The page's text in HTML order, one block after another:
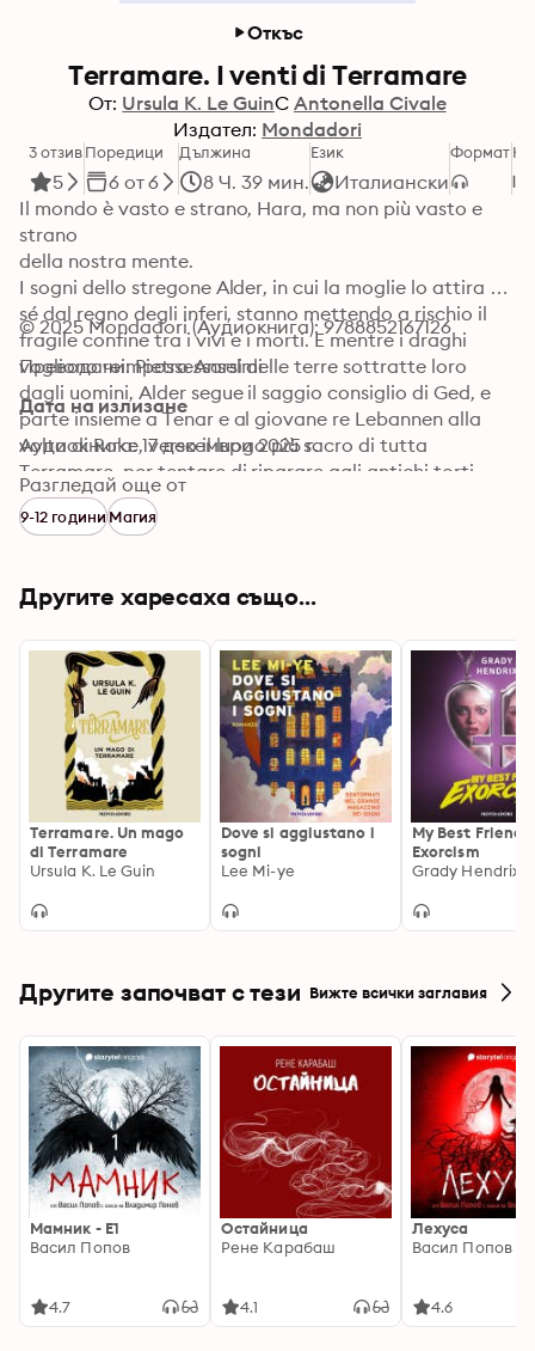
Откъс
Terramare. I venti di Terramare
От: Ursula K. Le GuinС Antonella Civale
Издател: Mondadori
3 отзив
5
Поредици
6 от 6
Дължина
8 Ч. 39 мин.
Език
Италиански
Формат
Il mondo è vasto e strano, Hara, ma non più vasto e
strano
della nostra mente.
I sogni dello stregone Alder, in cui la moglie lo attira a
sé dal regno degli inferi, stanno mettendo a rischio il
fragile confine tra i vivi e i morti. E mentre i draghi
vogliono reimpossessarsi delle terre sottratte loro
dagli uomini, Alder segue il saggio consiglio di Ged, e
parte insieme a Tenar e al giovane re Lebannen alla
volta di Roke, verso il luogo più sacro di tutta
Terramare, per tentare di riparare agli antichi torti
e ristabilire così l'equilibrio del mondo.
© 2025 Mondadori (Аудиокнига): 9788852167126
Преводачи: Pietro Anselmi
Дата на излизане
Аудиокнига: 17 декември 2025 г.
Разгледай още от
9-12 годиниМагия
Другите харесаха също...
Terramare. Un mago
di Terramare
Ursula K. Le Guin
Dove si aggiustano i
sogni
Lee Mi-ye
My Best Friend's
Exorcism
Grady Hendrix
Другите започват с тези Вижте всички заглавия
Мамник - E1
Васил Попов
4.7
Остайница
Рене Карабаш
4.1
Лехуса
Васил Попов
4.6